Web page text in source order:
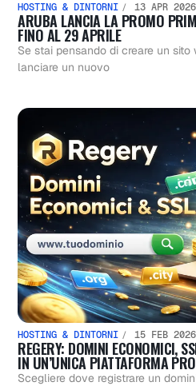
HOSTING & DINTORNI 13 APR 2026
ARUBA LANCIA LA PROMO
FINO AL 29 APRILE
Se stai pensando di creare un sito
lanciare un nuovo
HOSTING & DINTORNI 15 FEB 2026
REGERY: DOMINI ECONOMICI,
IN UN’UNICA PIATTAFORMA
Scegliere dove registrare un